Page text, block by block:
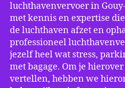
luchthavenvervoer in
met kennis en expertise
de luchthaven afzet en
professioneel
jezelf heel wat stress,
met bagage. Om je
vertellen, hebben we